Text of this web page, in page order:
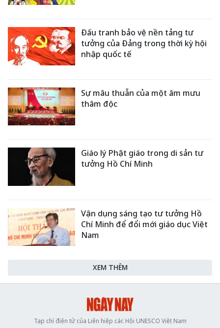
Đấu tranh bảo vệ nền tảng tư
tưởng của Đảng trong thời kỳ hội
nhập quốc tế
Sự mâu thuẫn của một âm mưu
thâm độc
Giáo lý Phật giáo trong di sản tư
tưởng Hồ Chí Minh
Vận dụng sáng tạo tư tưởng Hồ
Chí Minh để đổi mới giáo dục Việt
Nam
XEM THÊM
Tạp chí điện tử của Liên hiệp các Hội UNESCO Việt Nam